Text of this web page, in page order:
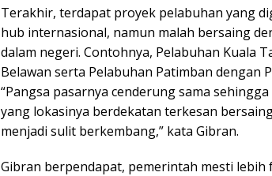
Terakhir, terdapat proyek pelabuhan yang
hub internasional, namun malah bersaing
dalam negeri. Contohnya, Pelabuhan Kuala
Belawan serta Pelabuhan Patimban dengan
“Pangsa pasarnya cenderung sama
yang lokasinya berdekatan terkesan
menjadi sulit berkembang,” kata Gibran.
Gibran berpendapat, pemerintah mesti lebih